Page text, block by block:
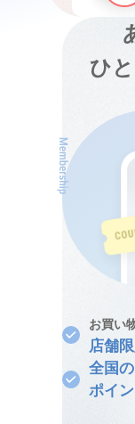
ひ
お買い
店舗
全国
ポイン